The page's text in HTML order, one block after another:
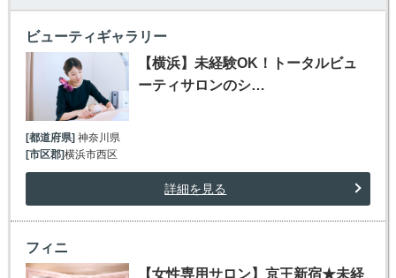
ビューティギャラリー
【横浜】未経験OK！トータルビュ
ーティサロンのシ…
[都道府県]神奈川県
[市区郡]横浜市西区
詳細を見る
フィニ
【女性専用サロン】京王新宿★未経